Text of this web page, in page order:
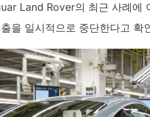
Land Rover의 최근 사례에
을 일시적으로 중단한다고 확